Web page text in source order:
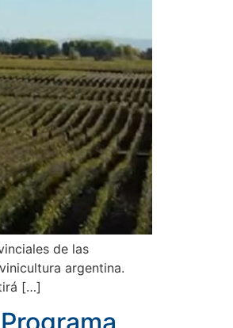
de las
argentina.
[…]